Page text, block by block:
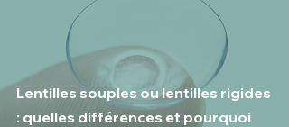
Lentilles souples ou lentilles rigides
: quelles différences et pourquoi